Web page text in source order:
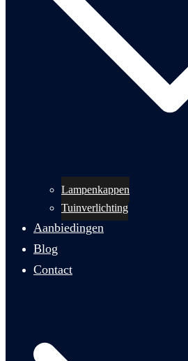
Lampenkappen
Tuinverlichting
Aanbiedingen
Blog
Contact